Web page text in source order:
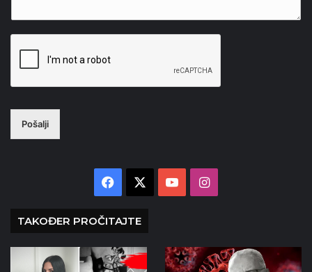
Pošalji
Facebook YouTubeInstagram
TAKOĐER PROČITAJTE